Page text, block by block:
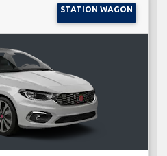
STATION WAGON